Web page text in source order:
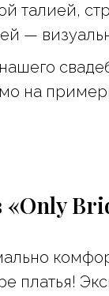
талией,
—
на
платья!